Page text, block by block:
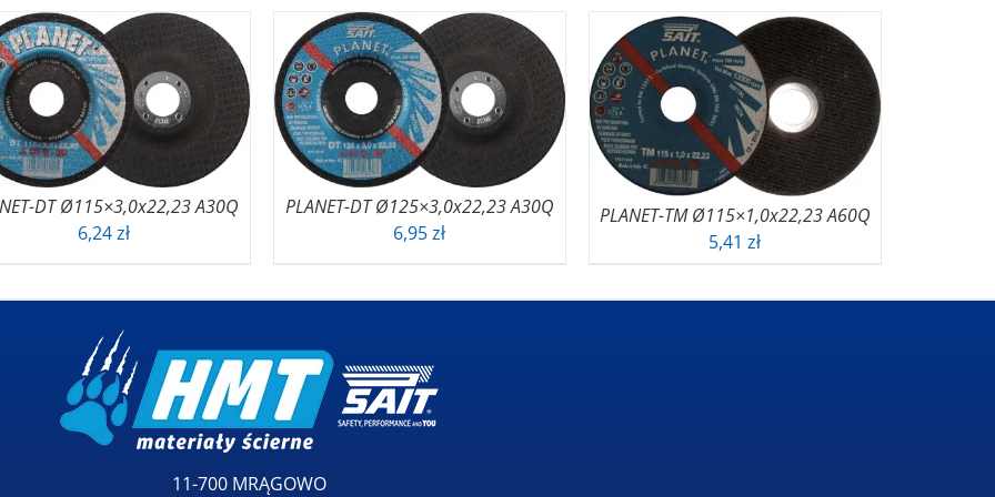
DT Ø115×3,0x22,23 A30Q
6,24zł
PLANET-DT Ø125×3,0x22,23 A30Q
6,95zł
PLANET-TM Ø115×1,0x22,23 A60Q
5,41zł
11-700 MRĄGOWO